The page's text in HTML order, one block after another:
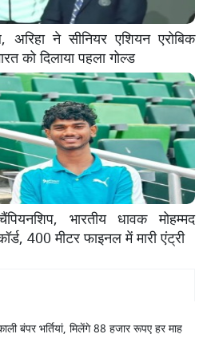
ने सीनियर एशियन एरोबिक
को दिलाया पहला गोल्ड
भारतीय धावक मोहम्मद
400 मीटर फाइनल में मारी एंट्री
बंपर भर्तियां, मिलेंगे 88 हजार रूपए हर माह